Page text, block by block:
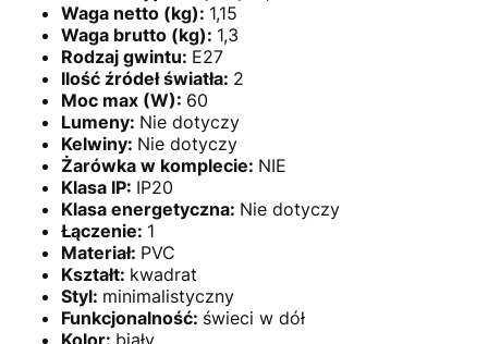
Waga netto (kg): 1,15
Waga brutto (kg): 1,3
Rodzaj gwintu: E27
Ilość źródeł światła: 2
Moc max (W): 60
Lumeny: Nie dotyczy
Kelwiny: Nie dotyczy
Żarówka w komplecie: NIE
Klasa IP: IP20
Klasa energetyczna: Nie dotyczy
Łączenie: 1
Materiał: PVC
Kształt: kwadrat
Styl: minimalistyczny
Funkcjonalność: świeci w dół
Kolor: biały